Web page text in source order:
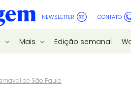
NEWSLETTER CONTATO
Mais Edição semanal
de São Paulo